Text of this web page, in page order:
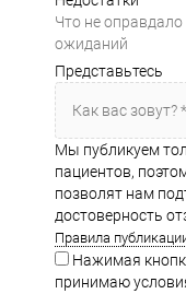
Представьтесь
Мы публикуем
пациентов,
позволят нам
достоверность
Правила
Нажимая
принимаю